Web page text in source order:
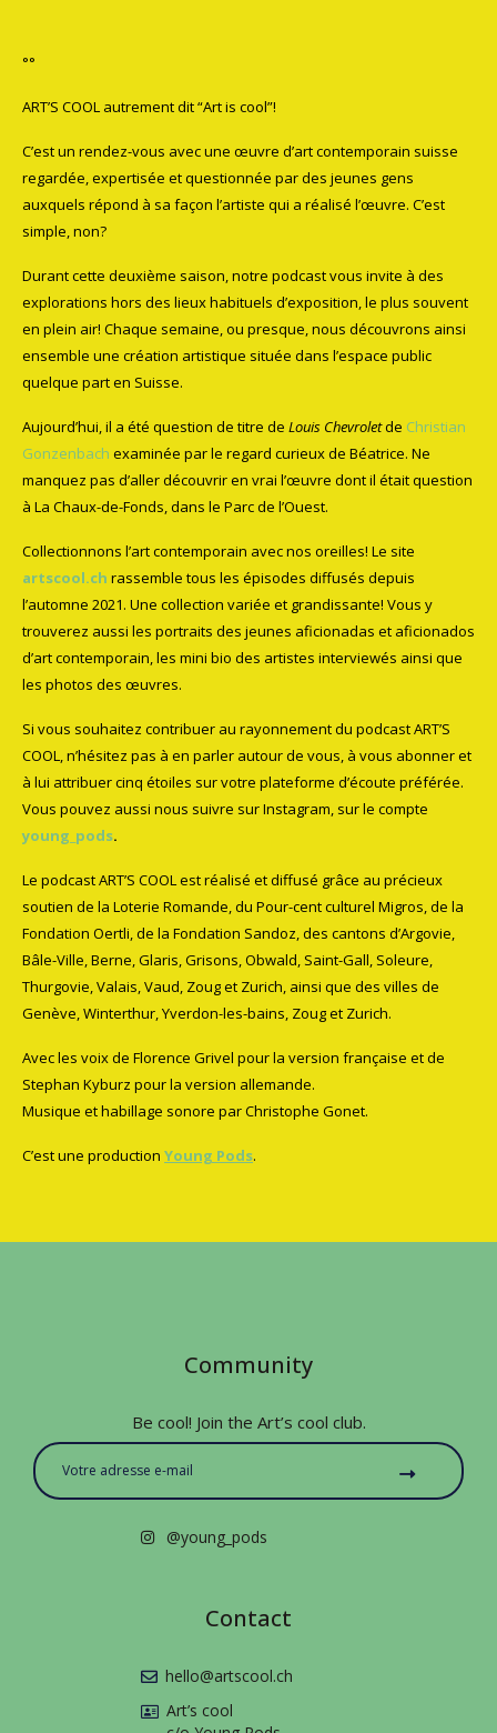
°°
ART’S COOL autrement dit “Art is cool”!
C’est un rendez-vous avec une œuvre d’art contemporain suisse
regardée, expertisée et questionnée par des jeunes gens
auxquels répond à sa façon l’artiste qui a réalisé l’œuvre. C’est
simple, non?
Durant cette deuxième saison, notre podcast vous invite à des
explorations hors des lieux habituels d’exposition, le plus souvent
en plein air! Chaque semaine, ou presque, nous découvrons ainsi
ensemble une création artistique située dans l’espace public
quelque part en Suisse.
Aujourd’hui, il a été question de titre de Louis Chevroletde Christian
Gonzenbach examinée par le regard curieux de Béatrice. Ne
manquez pas d’aller découvrir en vrai l’œuvre dont il était question
à La Chaux-de-Fonds, dans le Parc de l’Ouest.
Collectionnons l’art contemporain avec nos oreilles! Le site
artscool.ch rassemble tous les épisodes diffusés depuis
l’automne 2021. Une collection variée et grandissante! Vous y
trouverez aussi les portraits des jeunes aficionadas et aficionados
d’art contemporain, les mini bio des artistes interviewés ainsi que
les photos des œuvres.
Si vous souhaitez contribuer au rayonnement du podcast ART’S
COOL, n’hésitez pas à en parler autour de vous, à vous abonner et
à lui attribuer cinq étoiles sur votre plateforme d’écoute préférée.
Vous pouvez aussi nous suivre sur Instagram, sur le compte
young_pods.
Le podcast ART’S COOL est réalisé et diffusé grâce au précieux
soutien de la Loterie Romande, du Pour-cent culturel Migros, de la
Fondation Oertli, de la Fondation Sandoz, des cantons d’Argovie,
Bâle-Ville, Berne, Glaris, Grisons, Obwald, Saint-Gall, Soleure,
Thurgovie, Valais, Vaud, Zoug et Zurich, ainsi que des villes de
Genève, Winterthur, Yverdon-les-bains, Zoug et Zurich.
Avec les voix de Florence Grivel pour la version française et de
Stephan Kyburz pour la version allemande.
Musique et habillage sonore par Christophe Gonet.
C’est une production Young Pods.
Community
Be cool! Join the Art’s cool club.
@young_pods
Contact
hello@artscool.ch
Art’s cool